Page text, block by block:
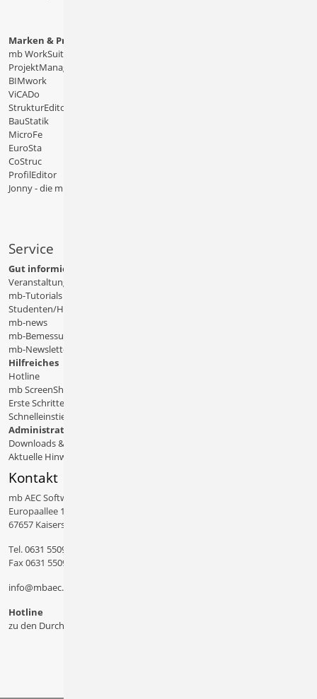
Marken & Produkte
mb WorkSuite
ProjektManager
BIMwork
ViCADo
StrukturEditor
BauStatik
MicroFe
EuroSta
CoStruc
ProfilEditor
Jonny - die mb-App
Service
Gut informiert
Veranstaltungen
mb-Tutorials
Studenten/Hochschule
mb-news
mb-Bemessungstafeln
mb-Newsletter
Hilfreiches
Hotline
mb ScreenShare
Erste Schritte
Schnelleinstiege & Doku
Administratives
Downloads & Patches
Aktuelle Hinweise
Kontakt
mb AEC Software GmbH
Europaallee 14
67657 Kaiserslautern
Tel.0631 550999 11
Fax 0631 550999 20
info@mbaec.de
Hotline
zu den Durchwahlen